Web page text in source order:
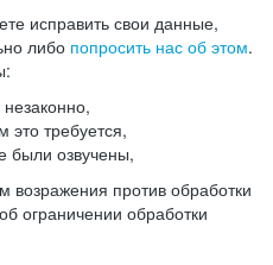
исправить свои данные,
либо попросить нас об этом.
требуется,
были озвучены,
возражения против обработки
ограничении обработки